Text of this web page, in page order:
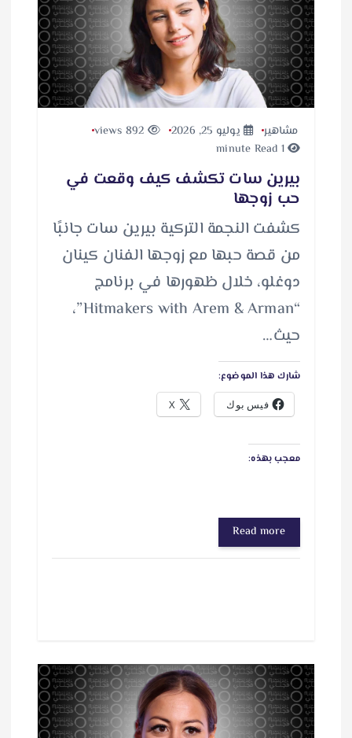
مشاهير يوليو 25, 2026
1 minute Read
بيرين سات تكشف كيف وقعت في
حب زوجها
كشفت النجمة التركية بيرين سات جانبًا
من قصة حبها مع زوجها الفنان كينان
دوغلو، خلال ظهورها في برنامج
“Hitmakers with Arem & Arman”،
حيث…
شارك هذا الموضوع:
فيس بوك X
معجب بهذه:
Read more